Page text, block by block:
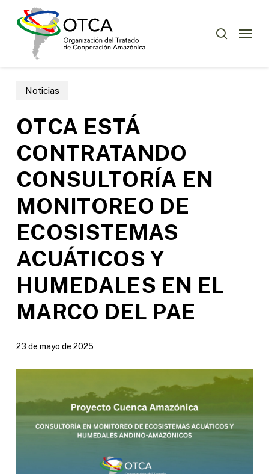
Menu
Noticias
OTCA ESTÁ
CONTRATANDO
CONSULTORÍA EN
MONITOREO DE
ECOSISTEMAS
ACUÁTICOS Y
HUMEDALES EN EL
MARCO DEL PAE
23 de mayo de 2025